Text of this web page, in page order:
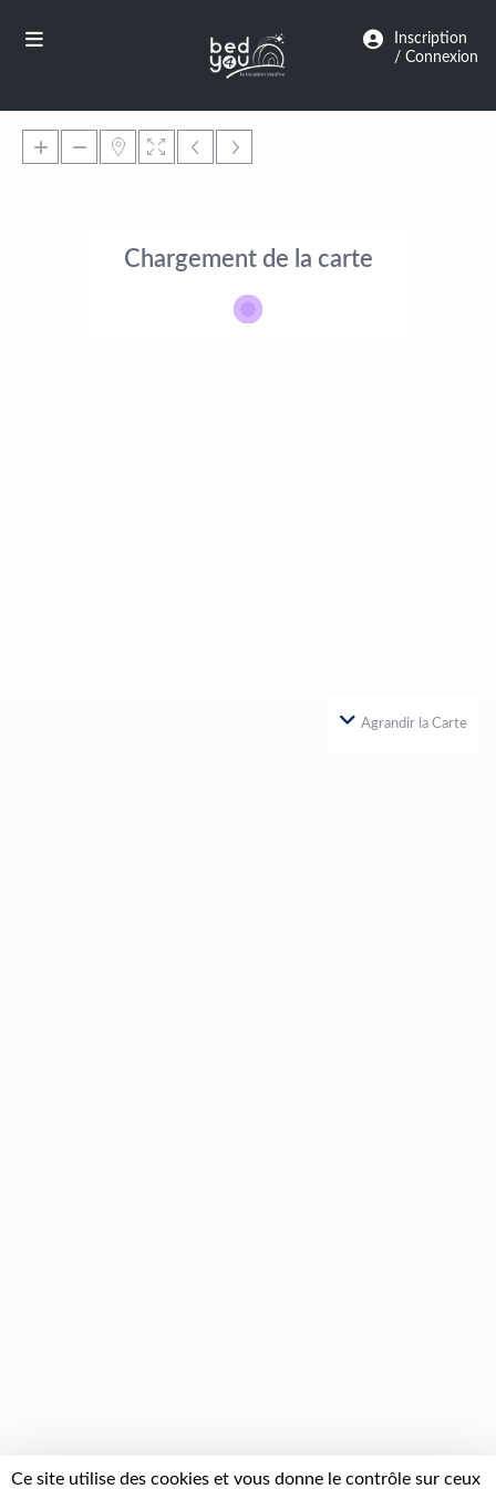
Inscription
/ Connexion
Chargement de la carte
Agrandir la Carte
Ce site utilise des cookies et vous donne le contrôle sur ceux